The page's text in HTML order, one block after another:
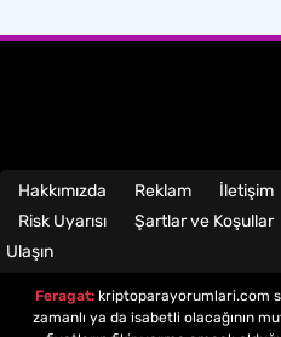
Hakkımızda Reklam
İletişim
Risk Uyarısı
Şartlar ve Koşullar
Ulaşın
Feragat: kriptoparayorumlari.com
zamanlı ya da isabetli olacağının